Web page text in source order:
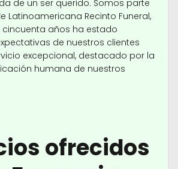
de un ser querido. Somos parte
Latinoamericana Recinto Funeral,
años ha estado
de nuestros clientes
excepcional, destacado por la
humana de nuestros
ofrecidos